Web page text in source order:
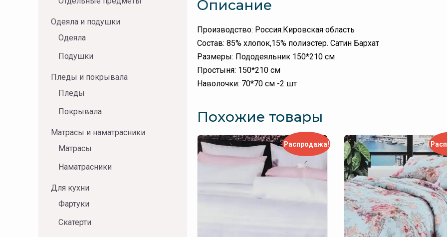
Описание
Производство: Россия.Кировская область
Состав: 85% хлопок,15% полиэстер. Сатин Бархат
Размеры: Пододеяльник 150*210 см
Простыня: 150*210 см
Наволочки: 70*70 см -2 шт
Похожие товары
Распродажа!
Одеяла и подушки
Одеяла
Подушки
Пледы и покрывала
Пледы
Покрывала
Матрасы и наматрасники
Матрасы
Наматрасники
Для кухни
Фартуки
Скатерти